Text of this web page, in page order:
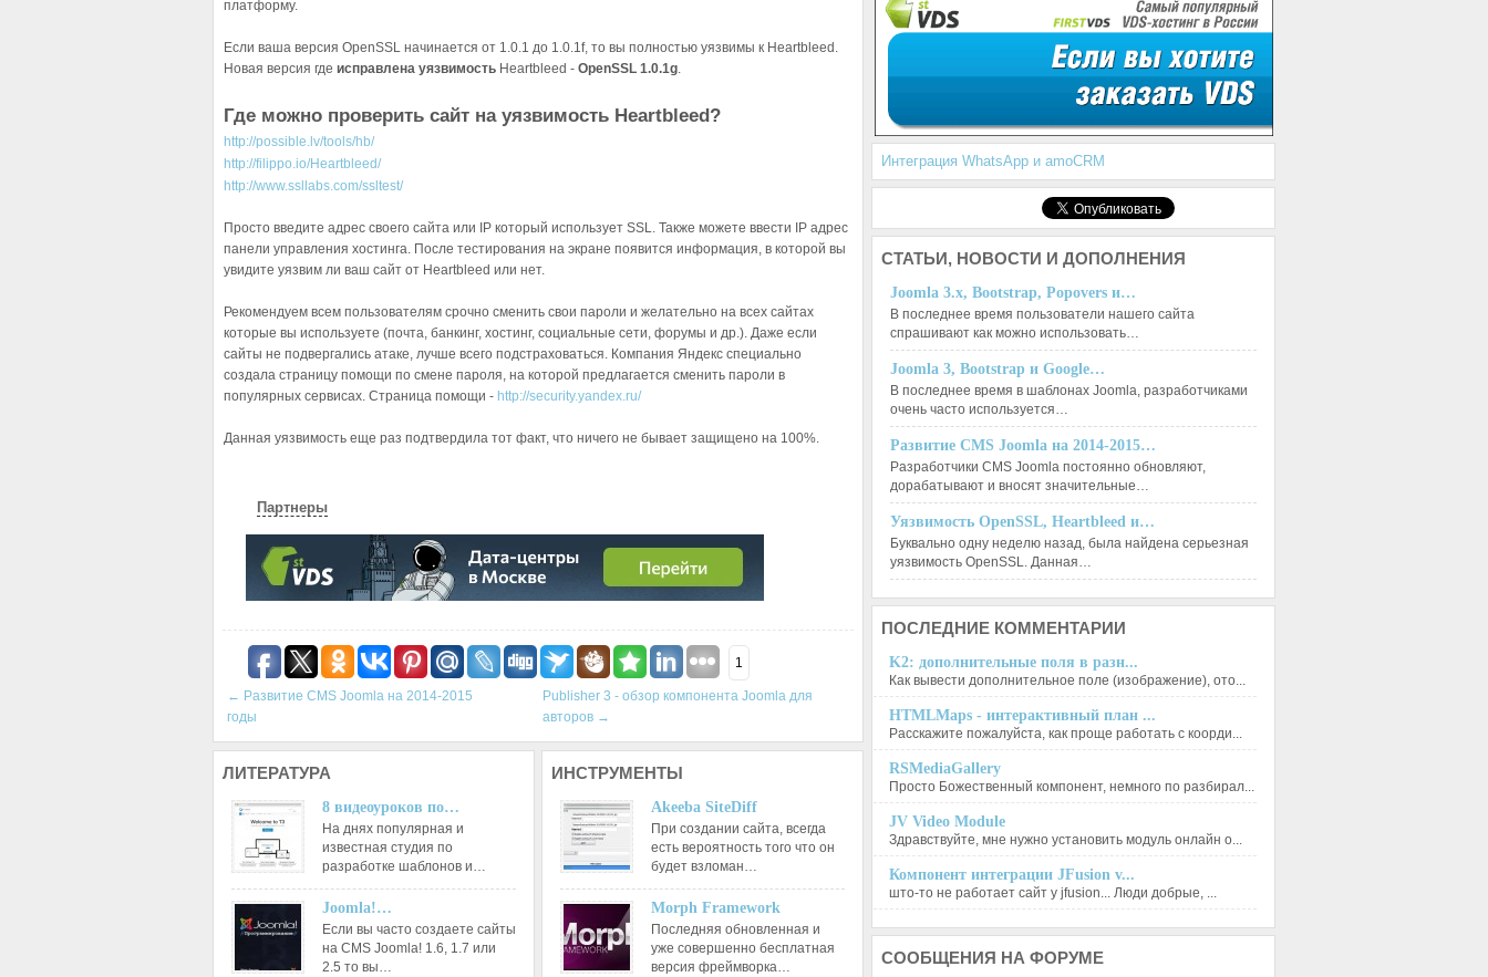
платформу.
Если ваша версия OpenSSL начинается от 1.0.1 до 1.0.1f, то вы полностью уязвимы к Heartbleed.
Новая версия где исправлена уязвимость Heartbleed - OpenSSL 1.0.1g.
Где можно проверить сайт на уязвимость Heartbleed?
http://possible.lv/tools/hb/
http://filippo.io/Heartbleed/
http://www.ssllabs.com/ssltest/
Просто введите адрес своего сайта или IP который использует SSL. Также можете ввести IP адрес
панели управления хостинга. После тестирования на экране появится информация, в которой вы
увидите уязвим ли ваш сайт от Heartbleed или нет.
Рекомендуем всем пользователям срочно сменить свои пароли и желательно на всех сайтах
которые вы используете (почта, банкинг, хостинг, социальные сети, форумы и др.). Даже если
сайты не подвергались атаке, лучше всего подстраховаться. Компания Яндекс специально
создала страницу помощи по смене пароля, на которой предлагается сменить пароли в
популярных сервисах. Страница помощи - http://security.yandex.ru/
Данная уязвимость еще раз подтвердила тот факт, что ничего не бывает защищено на 100%.
Партнеры
1
← Развитие CMS Joomla на 2014-2015
годы
Publisher 3 - обзор компонента Joomla для
авторов →
ЛИТЕРАТУРА
8 видеоуроков по…
На днях популярная и
известная студия по
разработке шаблонов и…
Joomla!…
Если вы часто создаете сайты
на CMS Joomla! 1.6, 1.7 или
2.5 то вы…
ИНСТРУМЕНТЫ
Akeeba SiteDiff
При создании сайта, всегда
есть вероятность того что он
будет взломан…
Morph Framework
Последняя обновленная и
уже совершенно бесплатная
версия фреймворка…
Интеграция WhatsApp и amoCRM
СТАТЬИ, НОВОСТИ И ДОПОЛНЕНИЯ
Joomla 3.x, Bootstrap, Popovers и…
В последнее время пользователи нашего сайта
спрашивают как можно использовать…
Joomla 3, Bootstrap и Google…
В последнее время в шаблонах Joomla, разработчиками
очень часто используется…
Развитие CMS Joomla на 2014-2015…
Разработчики CMS Joomla постоянно обновляют,
дорабатывают и вносят значительные…
Уязвимость OpenSSL, Heartbleed и…
Буквально одну неделю назад, была найдена серьезная
уязвимость OpenSSL. Данная…
ПОСЛЕДНИЕ КОММЕНТАРИИ
K2: дополнительные поля в разн...
Как вывести дополнительное поле (изображение), ото...
HTMLMaps - интерактивный план ...
Расскажите пожалуйста, как проще работать с коорди...
RSMediaGallery
Просто Божественный компонент, немного по разбирал...
JV Video Module
Здравствуйте, мне нужно установить модуль онлайн о...
Компонент интеграции JFusion v...
што-то не работает сайт у jfusion... Люди добрые, ...
СООБЩЕНИЯ НА ФОРУМЕ